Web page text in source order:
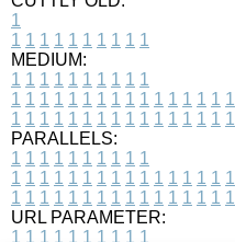
1
1 1 1 1 1 1 1 1 1 1
MEDIUM:
1 1 1 1 1 1 1 1 1 1
1 1 1 1 1 1 1 1 1 1 1 1 1 1 1 1
1 1 1 1 1 1 1 1 1 1 1 1 1 1 1 1
PARALLELS:
1 1 1 1 1 1 1 1 1 1
1 1 1 1 1 1 1 1 1 1 1 1 1 1 1 1
1 1 1 1 1 1 1 1 1 1 1 1 1 1 1 1
URL PARAMETER:
1 1 1 1 1 1 1 1 1 1